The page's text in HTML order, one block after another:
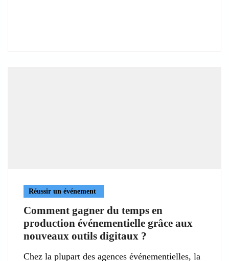
Réussir un événement
Comment gagner du temps en
production événementielle grâce aux
nouveaux outils digitaux ?
Chez la plupart des agences événementielles, la